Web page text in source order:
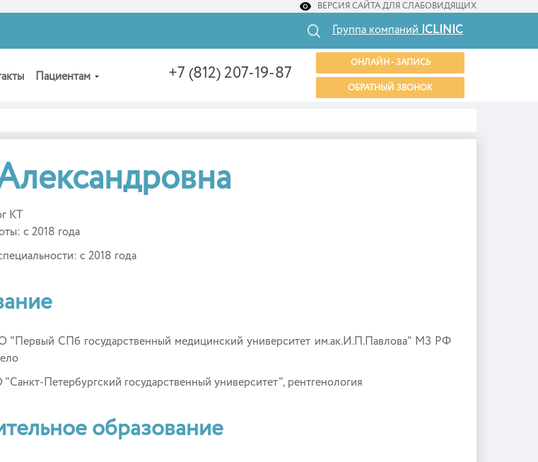
ВЕРСИЯ САЙТА ДЛЯ СЛАБОВИДЯЩИХ
Группа компаний ICLINIC
Пациентам +7 (812) 207-19-87
ОНЛАЙН - ЗАПИСЬ
ОБРАТНЫЙ ЗВОНОК
КТ
с 2018 года
с 2018 года
СПб государственный медицинский университет им.ак.И.П.Павлова" МЗ РФ
Петербургский государственный университет", рентгенология
образование